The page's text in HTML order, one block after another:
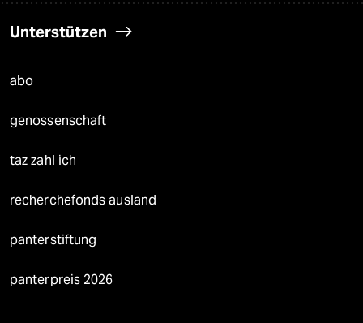
Unterstützen
abo
genossenschaft
taz zahl ich
recherchefonds ausland
panterstiftung
panterpreis 2026